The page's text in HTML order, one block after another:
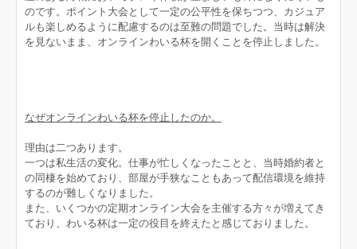
のです。ポイント大会として一定の公平性を保ちつつ、カジュア
ルも楽しめるように配慮するのは至難の問題でした。当時は解決
を見ないまま、オンラインわいる杯を開くことを停止しました。
なぜオンラインわいる杯を停止したのか。
理由は二つあります。
一つは私生活の変化。仕事が忙しくなったことと、当時婚約者と
の同棲を始めており、部屋が手狭なこともあって配信環境を維持
するのが難しくなりました。
また、いくつかの定期オンライン大会を主催する方々が増えてき
ており、わいる杯は一定の役目を終えたと感じておりました。